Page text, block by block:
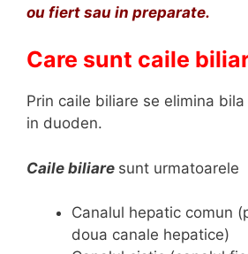
ou fiert sau in preparate.
Care sunt caile
Prin caile biliare se elimina
in duoden.
Caile biliare sunt urmatoarele
Canalul hepatic comun
doua canale hepatice)